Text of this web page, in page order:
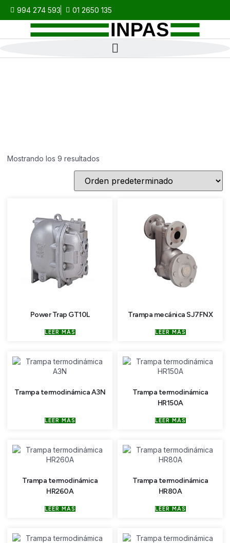
994 274 593 01 2650 135
Mostrando los 9 resultados
Power Trap GT10L
LEER MÁS
Trampa mecánica SJ7FNX
LEER MÁS
Trampa termodinámica A3N
LEER MÁS
Trampa termodinámica
HR150A
LEER MÁS
Trampa termodinámica
HR260A
LEER MÁS
Trampa termodinámica
HR80A
LEER MÁS